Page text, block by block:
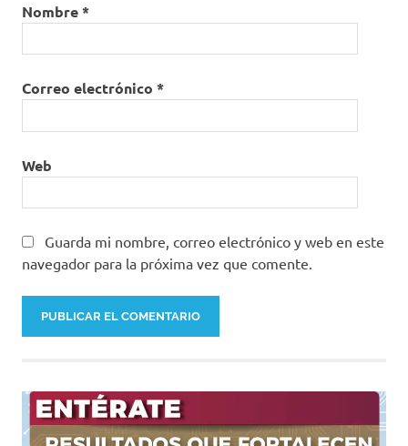
Nombre*
Correo electrónico *
Web
Guarda mi nombre, correo electrónico y web en este
navegador para la próxima vez que comente.